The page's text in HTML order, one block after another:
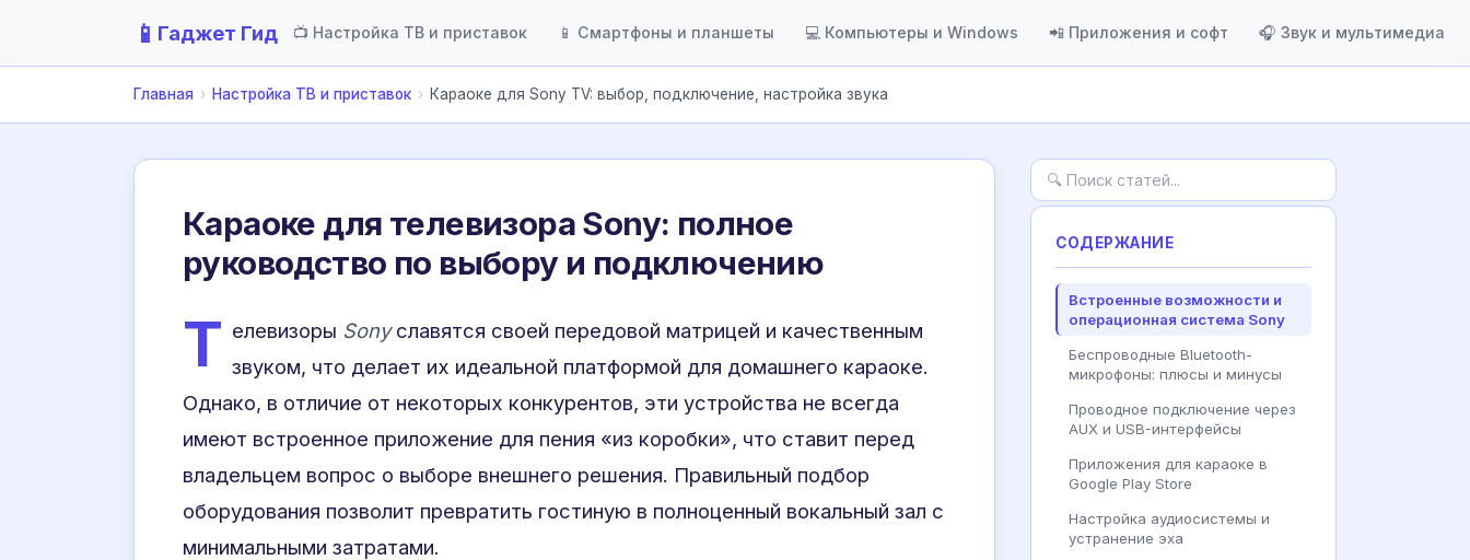
📱 Гаджет Гид 📺 Настройка ТВ и приставок 📱 Смартфоны и планшеты 💻 Компьютеры и Windows 📲 Приложения и софт 🎧 Звук и мультимедиа
Главная › Настройка ТВ и приставок › Караоке для Sony TV: выбор, подключение, настройка звука
Караоке для телевизора Sony: полное
руководство по выбору и подключению
Т елевизоры Sonyславятся своей передовой матрицей и качественным
звуком, что делает их идеальной платформой для домашнего караоке.
Однако, в отличие от некоторых конкурентов, эти устройства не всегда
имеют встроенное приложение для пения «из коробки», что ставит перед
владельцем вопрос о выборе внешнего решения. Правильный подбор
оборудования позволит превратить гостиную в полноценный вокальный зал с
минимальными затратами.
СОДЕРЖАНИЕ
Встроенные возможности и
операционная система Sony
Беспроводные Bluetooth-
микрофоны: плюсы и минусы
Проводное подключение через
AUX и USB-интерфейсы
Приложения для караоке в
Google Play Store
Настройка аудиосистемы и
устранение эха